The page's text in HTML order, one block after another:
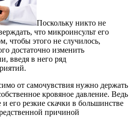
Поскольку никто не
что микроинсульт его
чтобы этого не случилось,
достаточно изменить
введя в него ряд
от самочувствия нужно держать
кровяное давление. Ведь
его резкие скачки в большинстве
причиной